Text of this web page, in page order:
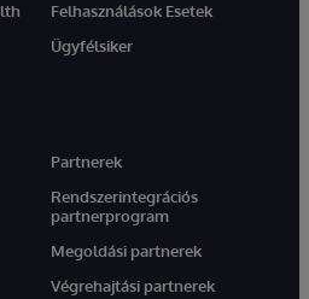
Felhasználások Esetek
Ügyfélsiker
Partnerek
Rendszerintegrációs
partnerprogram
Megoldási partnerek
Végrehajtási partnerek